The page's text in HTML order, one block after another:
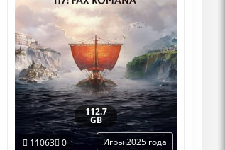
112.7
GB
11063 0 Игры 2025 года